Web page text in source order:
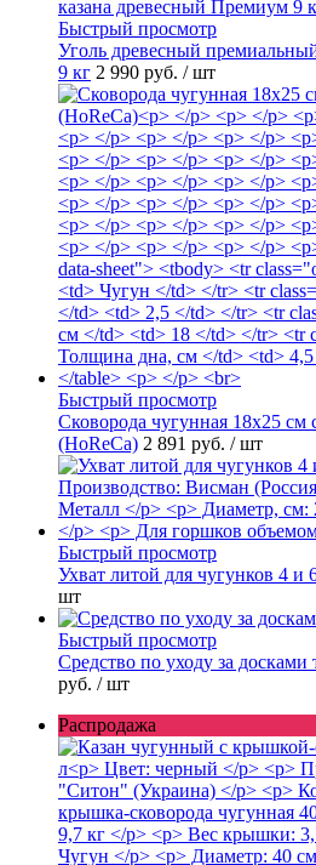
Быстрый просмотр
Уголь древесный
9 кг 2 990 руб. / шт
Быстрый просмотр
Сковорода чугунная 18х25
(HoReCa) 2 891 руб. / шт
Быстрый просмотр
Ухват литой для чугунков 4 и
шт
Быстрый просмотр
Средство по уходу за
руб. / шт
Распродажа